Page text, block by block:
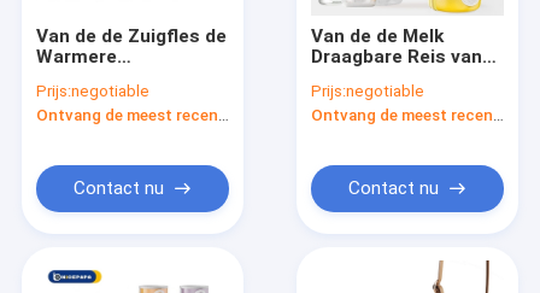
Van de de Zuigfles de
Warmere
reisusb Verwarmer
van de de Melkfles
Prijs:negotiable
Contact nu
Van de de Melk
Draagbare Reis van
Flessen Warmere 5V
Vijf Snelheden
Prijs:negotiable
Contact nu